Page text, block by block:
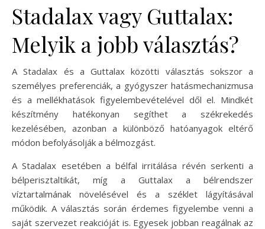
Stadalax vagy Guttalax:
Melyik a jobb választás?
A Stadalax és a Guttalax közötti választás sokszor a
személyes preferenciák, a gyógyszer hatásmechanizmusa
és a mellékhatások figyelembevételével dől el. Mindkét
készítmény hatékonyan segíthet a székrekedés
kezelésében, azonban a különböző hatóanyagok eltérő
módon befolyásolják a bélmozgást.
A Stadalax esetében a bélfal irritálása révén serkenti a
bélperisztaltikát, míg a Guttalax a bélrendszer
víztartalmának növelésével és a széklet lágyításával
működik. A választás során érdemes figyelembe venni a
saját szervezet reakcióját is. Egyesek jobban reagálnak az